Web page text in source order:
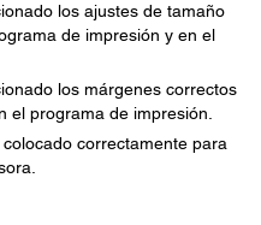
los ajustes de tamaño
de impresión y en el
los márgenes correctos
el programa de impresión.
correctamente para